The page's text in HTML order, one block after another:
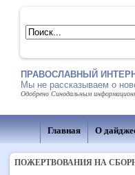
ПРАВОСЛАВНЫЙ
Мы не рассказываем о
Одобрено Синодальным
Главная О
ПОЖЕРТВОВАНИЯ НА